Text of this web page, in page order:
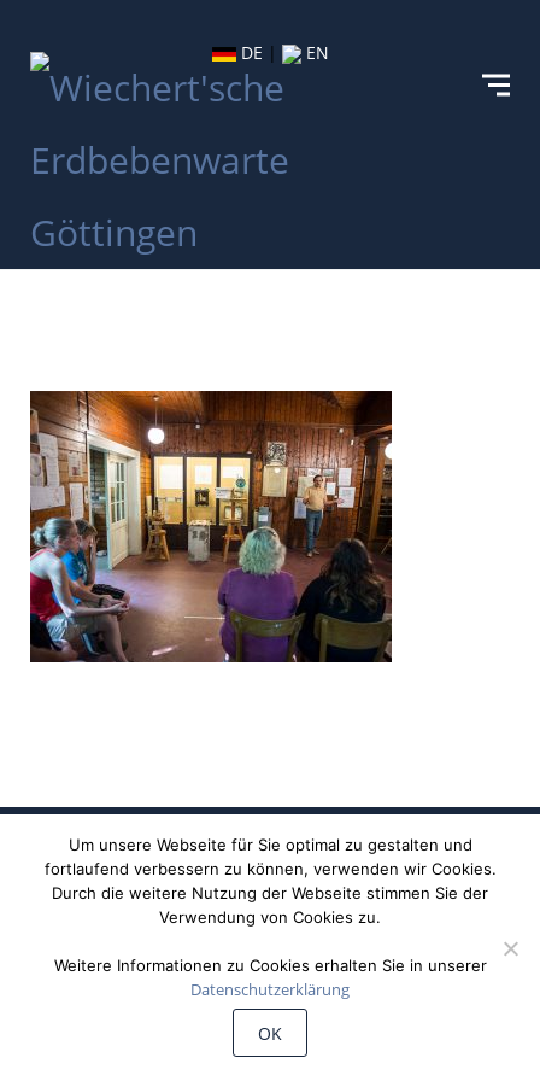
DE | EN
Wiechert'sche Erdbebenwarte Göttingen
Um unsere Webseite für Sie optimal zu gestalten und
fortlaufend verbessern zu können, verwenden wir Cookies.
Durch die weitere Nutzung der Webseite stimmen Sie der
Verwendung von Cookies zu.
Weitere Informationen zu Cookies erhalten Sie in unserer
Datenschutzerklärung
OK